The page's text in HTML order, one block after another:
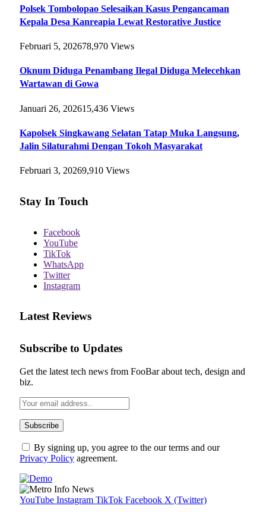
Polsek Tombolopao Selesaikan Kasus Pengancaman
Kepala Desa Kanreapia Lewat Restorative Justice
Februari 5, 202678,970 Views
Oknum Diduga Penambang Ilegal Diduga Melecehkan
Wartawan di Gowa
Januari 26, 202615,436 Views
Kapolsek Singkawang Selatan Tatap Muka Langsung,
Jalin Silaturahmi Dengan Tokoh Masyarakat
Februari 3, 20269,910 Views
Stay In Touch
Facebook
YouTube
TikTok
WhatsApp
Twitter
Instagram
Latest Reviews
Subscribe to Updates
Get the latest tech news from FooBar about tech, design and
biz.
By signing up, you agree to the our terms and our
Privacy Policy agreement.
YouTube Instagram TikTok Facebook X (Twitter)